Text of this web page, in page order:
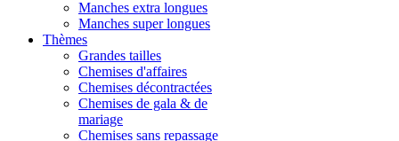
Manches extra longues
Manches super longues
Thèmes
Grandes tailles
Chemises d'affaires
Chemises décontractées
Chemises de gala & de
mariage
Chemises sans repassage